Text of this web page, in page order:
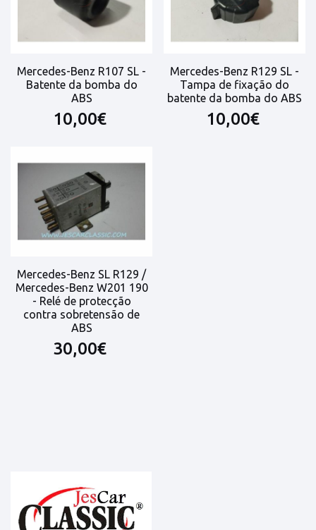
Mercedes-Benz R107 SL -
Batente da bomba do
ABS
10,00€
Mercedes-Benz R129 SL -
Tampa de fixação do
batente da bomba do ABS
10,00€
Mercedes-Benz SL R129 /
Mercedes-Benz W201 190
- Relé de protecção
contra sobretensão de
ABS
30,00€